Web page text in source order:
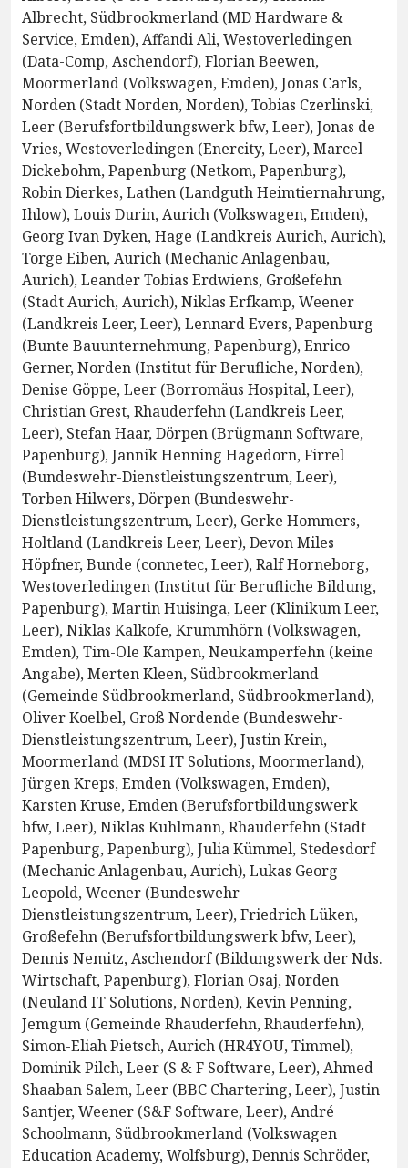
Albrecht, Südbrookmerland (MD Hardware &
Service, Emden), Affandi Ali, Westoverledingen
(Data-Comp, Aschendorf), Florian Beewen,
Moormerland (Volkswagen, Emden), Jonas Carls,
Norden (Stadt Norden, Norden), Tobias Czerlinski,
Leer (Berufsfortbildungswerk bfw, Leer), Jonas de
Vries, Westoverledingen (Enercity, Leer), Marcel
Dickebohm, Papenburg (Netkom, Papenburg),
Robin Dierkes, Lathen (Landguth Heimtiernahrung,
Ihlow), Louis Durin, Aurich (Volkswagen, Emden),
Georg Ivan Dyken, Hage (Landkreis Aurich, Aurich),
Torge Eiben, Aurich (Mechanic Anlagenbau,
Aurich), Leander Tobias Erdwiens, Großefehn
(Stadt Aurich, Aurich), Niklas Erfkamp, Weener
(Landkreis Leer, Leer), Lennard Evers, Papenburg
(Bunte Bauunternehmung, Papenburg), Enrico
Gerner, Norden (Institut für Berufliche, Norden),
Denise Göppe, Leer (Borromäus Hospital, Leer),
Christian Grest, Rhauderfehn (Landkreis Leer,
Leer), Stefan Haar, Dörpen (Brügmann Software,
Papenburg), Jannik Henning Hagedorn, Firrel
(Bundeswehr-Dienstleistungszentrum, Leer),
Torben Hilwers, Dörpen (Bundeswehr-
Dienstleistungszentrum, Leer), Gerke Hommers,
Holtland (Landkreis Leer, Leer), Devon Miles
Höpfner, Bunde (connetec, Leer), Ralf Horneborg,
Westoverledingen (Institut für Berufliche Bildung,
Papenburg), Martin Huisinga, Leer (Klinikum Leer,
Leer), Niklas Kalkofe, Krummhörn (Volkswagen,
Emden), Tim-Ole Kampen, Neukamperfehn (keine
Angabe), Merten Kleen, Südbrookmerland
(Gemeinde Südbrookmerland, Südbrookmerland),
Oliver Koelbel, Groß Nordende (Bundeswehr-
Dienstleistungszentrum, Leer), Justin Krein,
Moormerland (MDSI IT Solutions, Moormerland),
Jürgen Kreps, Emden (Volkswagen, Emden),
Karsten Kruse, Emden (Berufsfortbildungswerk
bfw, Leer), Niklas Kuhlmann, Rhauderfehn (Stadt
Papenburg, Papenburg), Julia Kümmel, Stedesdorf
(Mechanic Anlagenbau, Aurich), Lukas Georg
Leopold, Weener (Bundeswehr-
Dienstleistungszentrum, Leer), Friedrich Lüken,
Großefehn (Berufsfortbildungswerk bfw, Leer),
Dennis Nemitz, Aschendorf (Bildungswerk der Nds.
Wirtschaft, Papenburg), Florian Osaj, Norden
(Neuland IT Solutions, Norden), Kevin Penning,
Jemgum (Gemeinde Rhauderfehn, Rhauderfehn),
Simon-Eliah Pietsch, Aurich (HR4YOU, Timmel),
Dominik Pilch, Leer (S & F Software, Leer), Ahmed
Shaaban Salem, Leer (BBC Chartering, Leer), Justin
Santjer, Weener (S&F Software, Leer), André
Schoolmann, Südbrookmerland (Volkswagen
Education Academy, Wolfsburg), Dennis Schröder,